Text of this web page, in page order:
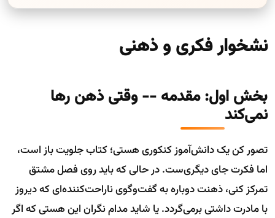
نشخوار فکری و ذهنی
بخش اول: مقدمه -- وقتی ذهن رها
نمی‌کند
تصور کن یک دانش‌آموز کنکوری هستی؛ کتاب جلویت باز است،
اما فکرت جای دیگری‌ست. در حالی که باید روی فصل مشتق
تمرکز کنی، ذهنت دوباره به گفت‌وگوی ناراحت‌کننده‌ای که دیروز
با مادرت داشتی برمی‌گردد. یا شاید مدام نگران این هستی که اگر